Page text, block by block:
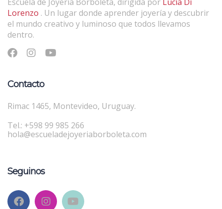
Lorenzo . Un lugar donde aprender joyería y descubrir
el mundo creativo y luminoso que todos llevamos
dentro.
Contacto
Rimac 1465, Montevideo, Uruguay.
Tel.: +598 99 985 266
hola@escueladejoyeriaborboleta.com
Seguinos